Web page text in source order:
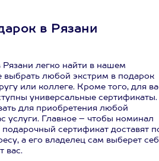
в Рязани
легко найти в нашем
выбрать любой экстрим в подарок
или коллеге. Кроме того, для
универсальные сертификаты.
для приобретения любой
услуги. Главное – чтобы номинал
сертификат доставят
а его владелец сам выберет
вас.